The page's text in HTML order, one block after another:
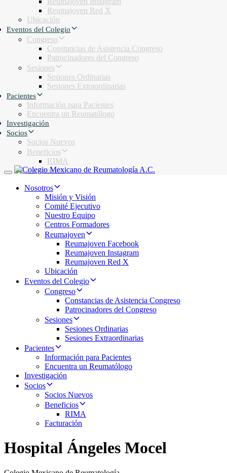
Reumajoven Red X
Ubicación
Eventos del Colegio
Congreso
Constancias de Asistencia Congreso
Patrocinadores del Congreso
Sesiones
Sesiones Ordinarias
Sesiones Extraordinarias
Pacientes
Información para Pacientes
Encuentra un Reumatólogo
Investigación
Socios
Socios Nuevos
Beneficios
RIMA
Facturación
Toggle navigation
Nosotros
Misión y Visión
Comité Ejecutivo
Nuestro Equipo
Centros Formadores
Reumajoven
Reumajoven Facebook
Reumajoven Instagram
Reumajoven Red X
Ubicación
Eventos del Colegio
Congreso
Constancias de Asistencia Congreso
Patrocinadores del Congreso
Sesiones
Sesiones Ordinarias
Sesiones Extraordinarias
Pacientes
Información para Pacientes
Encuentra un Reumatólogo
Investigación
Socios
Socios Nuevos
Beneficios
RIMA
Facturación
Hospital Ángeles Mocel